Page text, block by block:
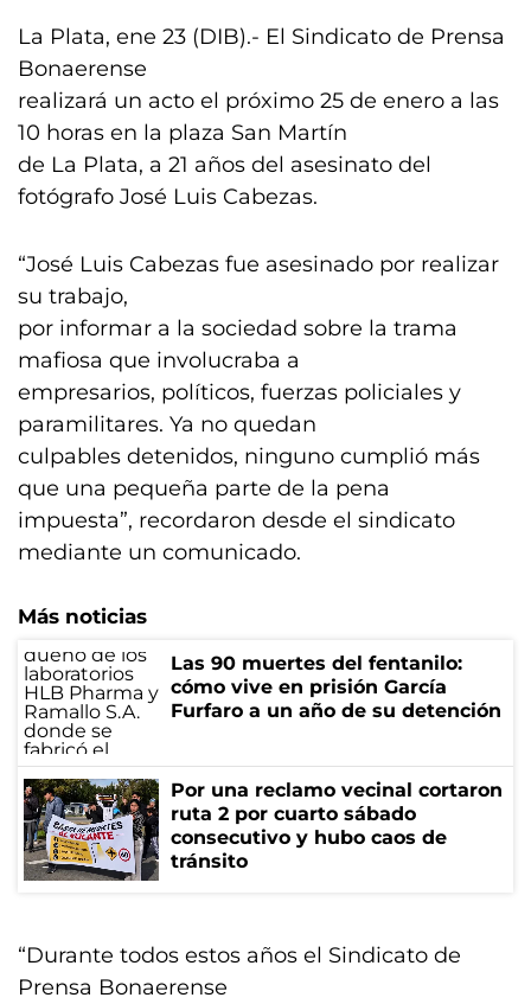
La Plata, ene 23 (DIB).- El Sindicato de Prensa
Bonaerense
realizará un acto el próximo 25 de enero a las
10 horas en la plaza San Martín
de La Plata, a 21 años del asesinato del
fotógrafo José Luis Cabezas.
“José Luis Cabezas fue asesinado por realizar
su trabajo,
por informar a la sociedad sobre la trama
mafiosa que involucraba a
empresarios, políticos, fuerzas policiales y
paramilitares. Ya no quedan
culpables detenidos, ninguno cumplió más
que una pequeña parte de la pena
impuesta”, recordaron desde el sindicato
mediante un comunicado.
Más noticias
Las 90 muertes del fentanilo:
cómo vive en prisión García
Furfaro a un año de su detención
Por una reclamo vecinal cortaron
ruta 2 por cuarto sábado
consecutivo y hubo caos de
tránsito
“Durante todos estos años el Sindicato de
Prensa Bonaerense